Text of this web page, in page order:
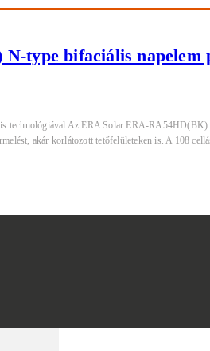
type bifaciális napelem
Az ERA Solar ERA-
akár korlátozott tetőfelületeken is. A 108